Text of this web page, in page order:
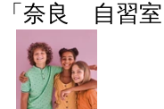
「奈良 自習室